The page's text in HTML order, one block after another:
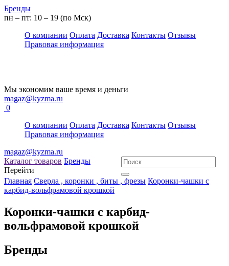
Бренды
пн – пт: 10 – 19 (по Мск)
О компании Оплата Доставка Контакты Отзывы
Правовая информация
Мы экономим ваше время и деньги
magaz@kyzma.ru
0
О компании Оплата Доставка Контакты Отзывы
Правовая информация
magaz@kyzma.ru
Каталог товаров Бренды
Перейти
Главная Сверла , коронки , биты , фрезы Коронки-чашки с
карбид-вольфрамовой крошкой
Коронки-чашки с карбид-
вольфрамовой крошкой
Бренды